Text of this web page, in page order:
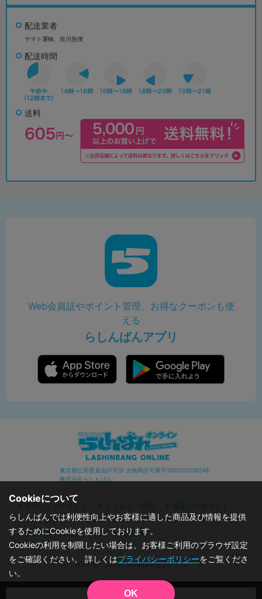
配送業者
ヤマト運輸、佐川急便
配送時間
送料
Web会員証やポイント管理、お得なクーポンも使
える
らしんばんアプリ
東京都公安委員会許可済 古物商許可番号305500206246
株式会社らしんばん
オフィシャルサイト よくあるご質問
通販ご利用ガイド
お問い合わせ
セキュリティポリシー
プライバシーポリシー
特定商取引に関する表記
利用規約
©2019 - 2026 Lashinbang Co.,Ltd.
Cookieについて
らしんばんでは利便性向上やお客様に適した商品及び情報を提供
するためにCookieを使用しております。
Cookieの利用を制限したい場合は、お客様ご利用のブラウザ設定
をご確認ください。 詳しくはプライバシーポリシーをご覧くださ
い。
OK